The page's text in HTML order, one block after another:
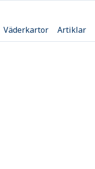
Väderkartor Artiklar